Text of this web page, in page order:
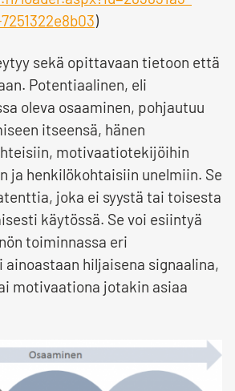
)
sekä opittavaan tietoon että
Potentiaalinen, eli
oleva osaaminen, pohjautuu
itseensä, hänen
motivaatiotekijöihin
ja henkilökohtaisiin unelmiin. Se
joka ei syystä tai toisesta
käytössä. Se voi esiintyä
toiminnassa eri
ainoastaan hiljaisena signaalina,
motivaationa jotakin asiaa